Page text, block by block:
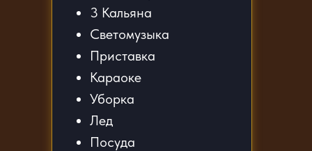
3 Кальяна
Светомузыка
Приставка
Караоке
Уборка
Лед
Посуда